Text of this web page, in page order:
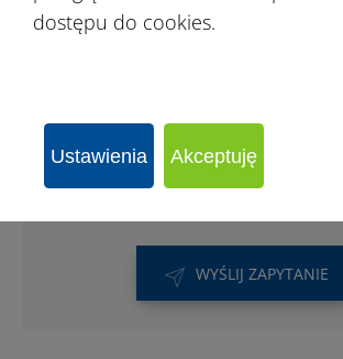
w budynkach murowanych.
są dużo tańsze i można
WYŚLIJ ZAPYTANIE
dostępu do cookies.
Ustawienia Akceptuję